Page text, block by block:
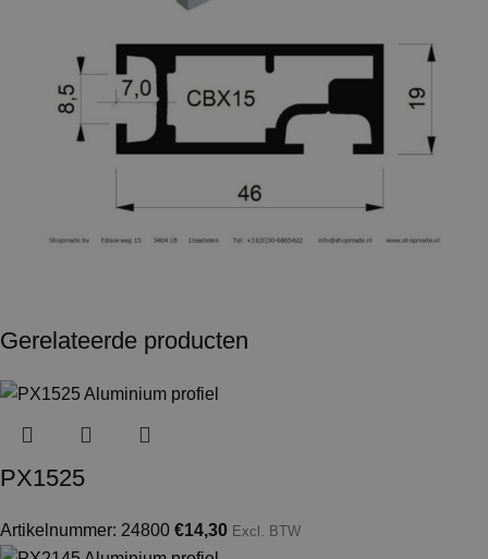
Gerelateerde producten
PX1525
Artikelnummer: 24800 €14,30 Excl. BTW